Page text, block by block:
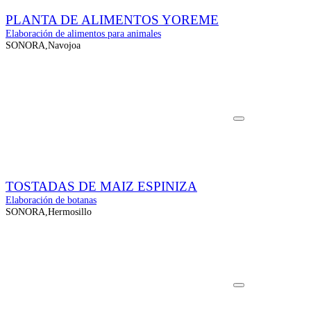
PLANTA DE ALIMENTOS YOREME
Elaboración de alimentos para animales
SONORA,Navojoa
TOSTADAS DE MAIZ ESPINIZA
Elaboración de botanas
SONORA,Hermosillo